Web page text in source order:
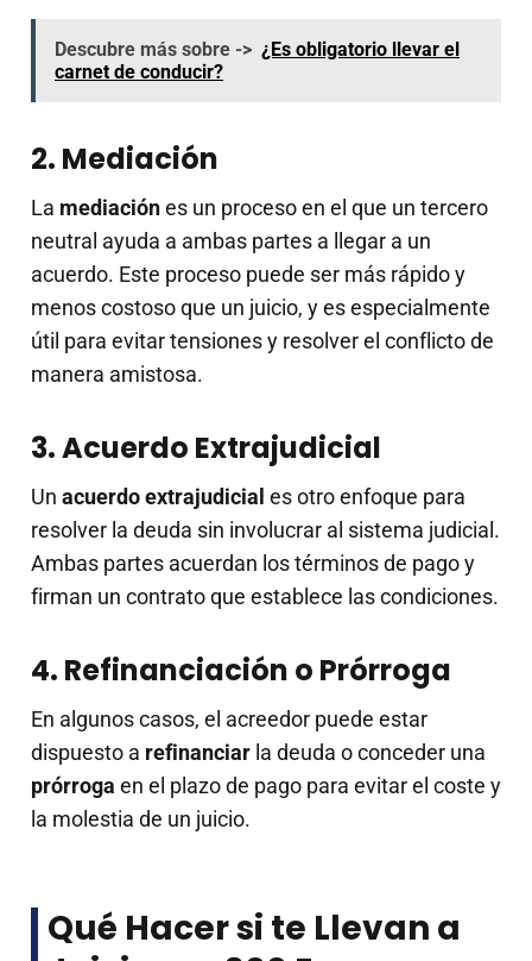
Descubre más sobre -> ¿Es obligatorio llevar el
carnet de conducir?
2. Mediación
La mediaciónes un proceso en el que un tercero
neutral ayuda a ambas partes a llegar a un
acuerdo. Este proceso puede ser más rápido y
menos costoso que un juicio, y es especialmente
útil para evitar tensiones y resolver el conflicto de
manera amistosa.
3. Acuerdo Extrajudicial
Un acuerdo extrajudicial es otro enfoque para
resolver la deuda sin involucrar al sistema judicial.
Ambas partes acuerdan los términos de pago y
firman un contrato que establece las condiciones.
4. Refinanciación o Prórroga
En algunos casos, el acreedor puede estar
dispuesto a refinanciar la deuda o conceder una
prórroga en el plazo de pago para evitar el coste y
la molestia de un juicio.
Qué Hacer si te Llevan a